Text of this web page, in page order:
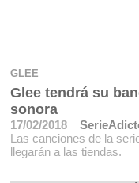
GLEE
Glee tendrá su
sonora
17/02/2018
Las canciones de la
llegarán a las tiendas.